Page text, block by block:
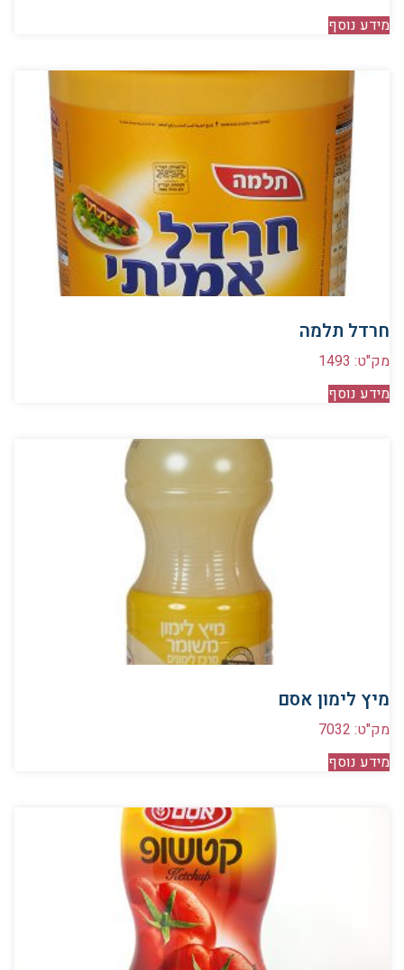
מידע נוסף
חרדל תלמה
מק"ט: 1493
מידע נוסף
מיץ לימון אסם
מק"ט: 7032
מידע נוסף